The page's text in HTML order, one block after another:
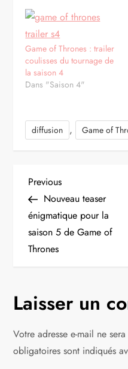
Game of Thrones : trailer
coulisses du tournage de
la saison 4
Dans "Saison 4"
diffusion , Game of
N
a
v
g
a
t
Previous
Post
Previous
Nouveau teaser
énigmatique pour la
saison 5 de Game of
Thrones
Laisser un
Votre adresse e-mail ne
obligatoires sont indiqués